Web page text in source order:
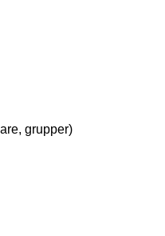
grupper)